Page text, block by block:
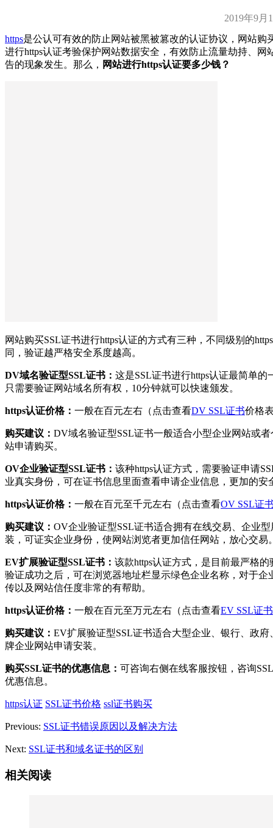
2019年9月
https是公认可有效的防止网站被黑被篡改的认证协议，网站购
进行https认证考验保护网站数据安全，有效防止流量劫持、网
告的现象发生。那么， 网站进行https认证要多少钱？
网站购买SSL证书进行https认证的方式有三种，不同级别的
同，验证越严格安全系度越高。
DV域名验证型SSL证书： 这是SSL证书进行https认证最简单的
只需要验证网站域名所有权，10分钟就可以快速颁发。
https认证价格： 一般在百元左右（点击查看DV SSL证书价格
购买建议： DV域名验证型SSL证书一般适合小型企业网站或
站申请购买。
OV企业验证型SSL证书： 该种https认证方式，需要验证申请
业真实身份，可在证书信息里面查看申请企业信息，更加的安
https认证价格： 一般在百元至千元左右（点击查看OV SSL证
购买建议： OV企业验证型SSL证书适合拥有在线交易、企业
装，可证实企业身份，使网站浏览者更加信任网站，放心交易
EV扩展验证型SSL证书： 该款https认证方式，是目前最严格的
验证成功之后，可在浏览器地址栏显示绿色企业名称，对于企
传以及网站信任度非常的有帮助。
https认证价格： 一般在百元至万元左右（点击查看EV SSL证书
购买建议： EV扩展验证型SSL证书适合大型企业、银行、政府
牌企业网站申请安装。
购买SSL证书的优惠信息： 可咨询右侧在线客服按钮，咨询
优惠信息。
https认证 SSL证书价格 ssl证书购买
Previous: SSL证书错误原因以及解决方法
Next: SSL证书和域名证书的区别
相关阅读